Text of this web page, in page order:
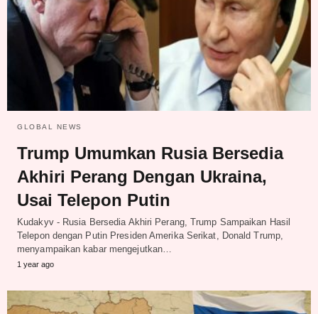
GLOBAL NEWS
Trump Umumkan Rusia Bersedia
Akhiri Perang Dengan Ukraina,
Usai Telepon Putin
Kudakyv - Rusia Bersedia Akhiri Perang, Trump Sampaikan Hasil
Telepon dengan Putin Presiden Amerika Serikat, Donald Trump,
menyampaikan kabar mengejutkan…
1 year ago